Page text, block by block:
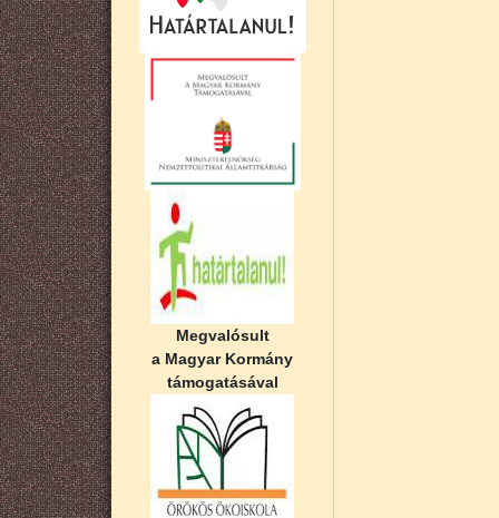
Megvalósult
a Magyar Kormány
támogatásával